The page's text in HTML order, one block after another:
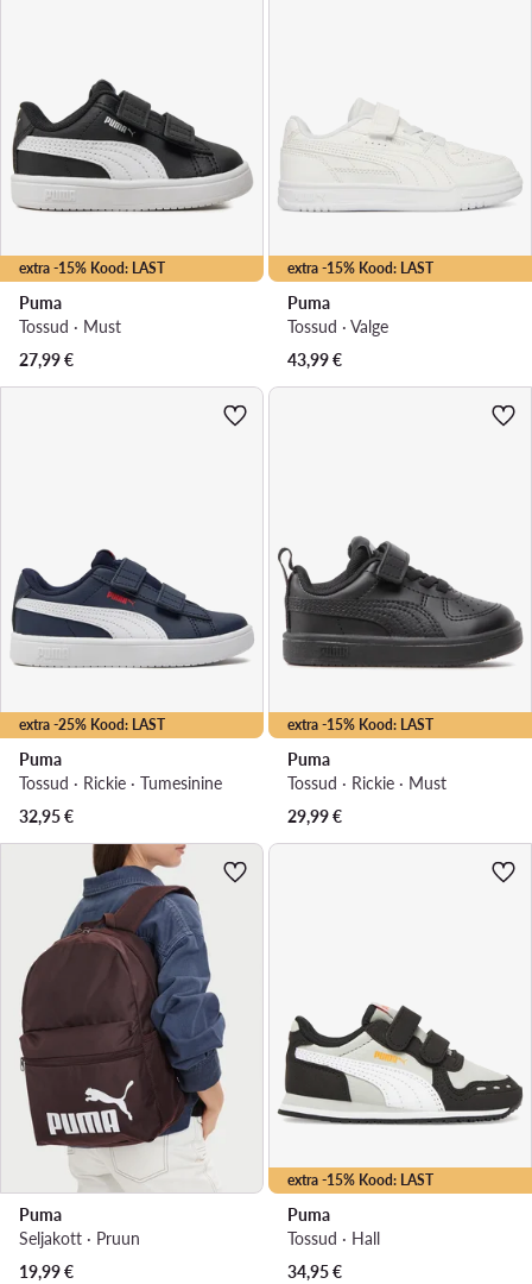
extra -15% Kood: LAST
Puma
Tossud · Must
27,99€
extra -15% Kood: LAST
Puma
Tossud · Valge
43,99€
extra -25% Kood: LAST
Puma
Tossud · Rickie · Tumesinine
32,95€
extra -15% Kood: LAST
Puma
Tossud · Rickie · Must
29,99€
Puma
Seljakott · Pruun
19,99€
extra -15% Kood: LAST
Puma
Tossud · Hall
34,95€